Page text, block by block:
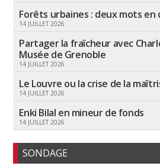
Forêts urbaines : deux mots en
14 JUILLET 2026
Partager la fraîcheur avec
Musée de Grenoble
14 JUILLET 2026
Le Louvre ou la crise de la
14 JUILLET 2026
Enki Bilal en mineur de fonds
14 JUILLET 2026
SONDAGE